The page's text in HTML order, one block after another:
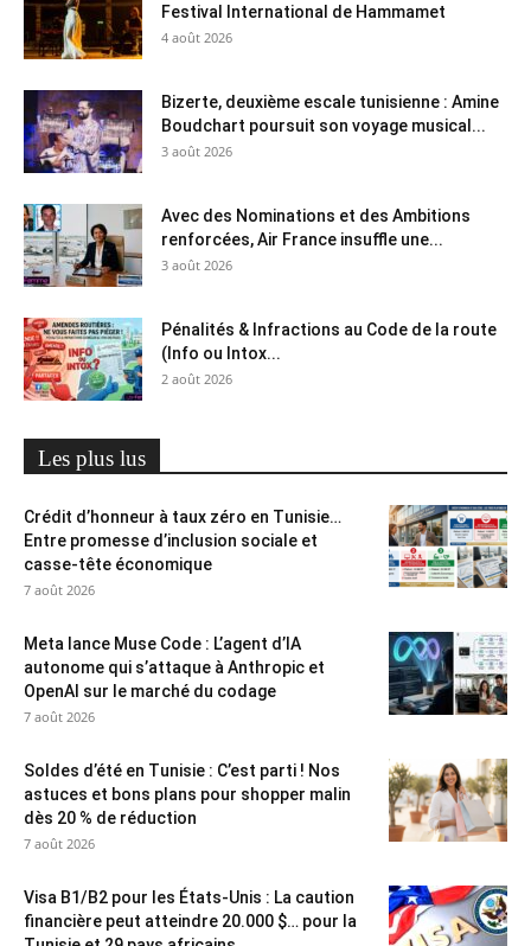
Festival International de Hammamet
4 août 2026
Bizerte, deuxième escale tunisienne : Amine
Boudchart poursuit son voyage musical...
3 août 2026
Avec des Nominations et des Ambitions
renforcées, Air France insuffle une...
3 août 2026
Pénalités & Infractions au Code de la route
(Info ou Intox...
2 août 2026
Les plus lus
Crédit d’honneur à taux zéro en Tunisie…
Entre promesse d’inclusion sociale et
casse-tête économique
7 août 2026
Meta lance Muse Code : L’agent d’IA
autonome qui s’attaque à Anthropic et
OpenAI sur le marché du codage
7 août 2026
Soldes d’été en Tunisie : C’est parti ! Nos
astuces et bons plans pour shopper malin
dès 20 % de réduction
7 août 2026
Visa B1/B2 pour les États-Unis : La caution
financière peut atteindre 20.000 $… pour la